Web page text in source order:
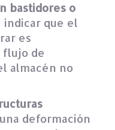
bastidores o
indicar que el
es
flujo de
almacén no
deformación